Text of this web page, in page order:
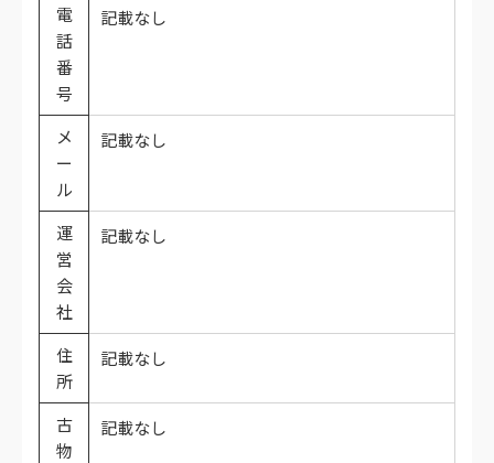
電
話
番
号
記載なし
メ
ー
ル
記載なし
運
営
会
社
記載なし
住
所
記載なし
古
物
記載なし